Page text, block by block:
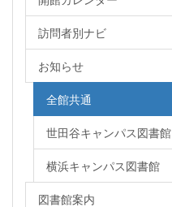
訪問者別ナビ
お知らせ
全館共通
世田谷キャンパス図書館
横浜キャンパス図書館
図書館案内